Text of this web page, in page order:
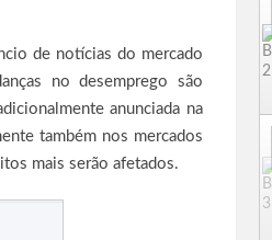
de notícias do mercado
no desemprego são
anunciada na
também nos mercados
mais serão afetados.